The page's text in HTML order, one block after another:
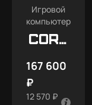
Игровой
компьютер
CORE
167 600
₽
12 570 ₽